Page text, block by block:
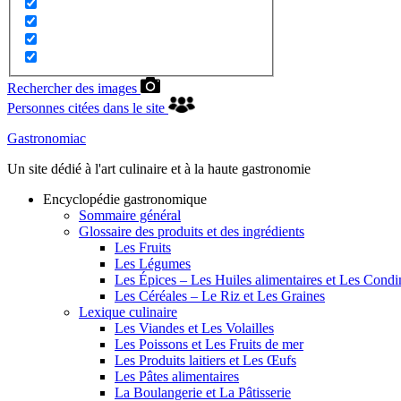
Rechercher des images
Personnes citées dans le site
Gastronomiac
Un site dédié à l'art culinaire et à la haute gastronomie
Encyclopédie gastronomique
Sommaire général
Glossaire des produits et des ingrédients
Les Fruits
Les Légumes
Les Épices – Les Huiles alimentaires et Les
Les Céréales – Le Riz et Les Graines
Lexique culinaire
Les Viandes et Les Volailles
Les Poissons et Les Fruits de mer
Les Produits laitiers et Les Œufs
Les Pâtes alimentaires
La Boulangerie et La Pâtisserie